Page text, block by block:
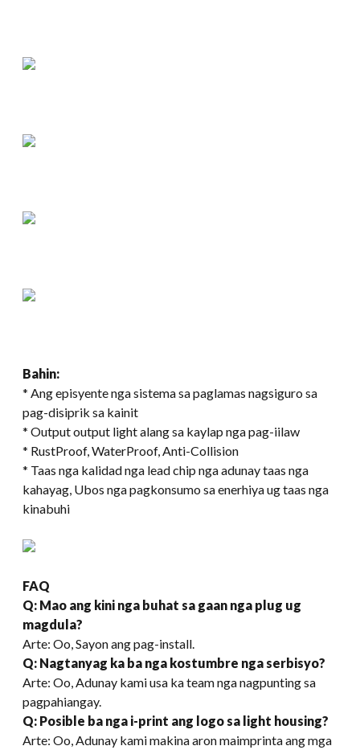
Bahin:
* Ang episyente nga sistema sa paglamas nagsiguro sa
pag-disiprik sa kainit
* Output output light alang sa kaylap nga pag-iilaw
* RustProof, WaterProof, Anti-Collision
* Taas nga kalidad nga lead chip nga adunay taas nga
kahayag, Ubos nga pagkonsumo sa enerhiya ug taas nga
kinabuhi
FAQ
Q: Mao ang kini nga buhat sa gaan nga plug ug
magdula?
Arte: Oo, Sayon ang pag-install.
Q: Nagtanyag ka ba nga kostumbre nga serbisyo?
Arte: Oo, Adunay kami usa ka team nga nagpunting sa
pagpahiangay.
Q: Posible ba nga i-print ang logo sa light housing?
Arte: Oo, Adunay kami makina aron maimprinta ang mga